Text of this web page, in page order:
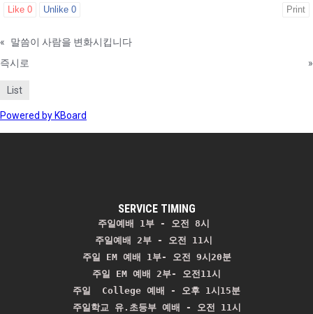
Like 0 Unlike 0 Print
«
말씀이 사람을 변화시킵니다
즉시로
»
List
Powered by KBoard
SERVICE TIMING
주일예배 1부 - 오전 8시
주일예배 2부 - 오전 11시
주일 EM 예배 1부- 오전 9시20분
주일 EM 예배 2부- 오전11시
주일  College 예배 - 오후 1시15분
주일학교 유.초등부 예배 - 오전 11시